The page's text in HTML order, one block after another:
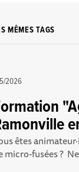
MÊMES TAGS
2026
êtes
micro-fusées ?